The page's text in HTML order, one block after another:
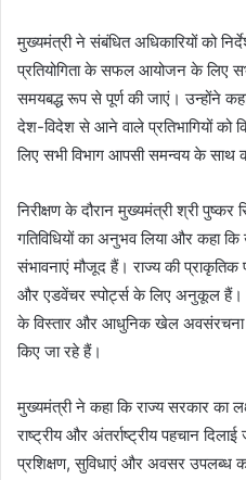
मुख्यमंत्री ने संबंधित अधिकारियों को
प्रतियोगिता के सफल आयोजन के लिए
समयबद्ध रूप से पूर्ण की जाएं। उन्होंने कहा
देश-विदेश से आने वाले प्रतिभागियों को
लिए सभी विभाग आपसी समन्वय के साथ
निरीक्षण के दौरान मुख्यमंत्री श्री पुष्कर
गतिविधियों का अनुभव लिया और कहा
संभावनाएं मौजूद हैं। राज्य की प्राकृतिक
और एडवेंचर स्पोर्ट्स के लिए अनुकूल हैं।
के विस्तार और आधुनिक खेल अवसंरचना
किए जा रहे हैं।
मुख्यमंत्री ने कहा कि राज्य सरकार का
राष्ट्रीय और अंतर्राष्ट्रीय पहचान
प्रशिक्षण, सुविधाएं और अवसर उपलब्ध